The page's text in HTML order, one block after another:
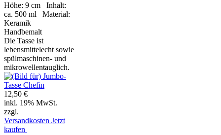
Höhe: 9 cm Inhalt:
ca. 500 ml Material:
Keramik
Handbemalt
Die Tasse ist
lebensmittelecht sowie
spülmaschinen- und
mikrowellentauglich.
12,50 €
inkl. 19% MwSt.
zzgl.
Versandkosten Jetzt
kaufen